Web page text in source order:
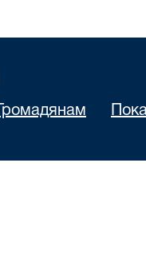
Громадянам